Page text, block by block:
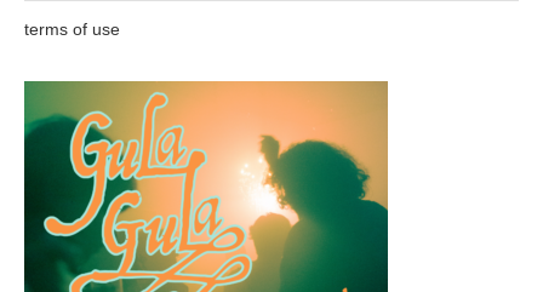
terms of use